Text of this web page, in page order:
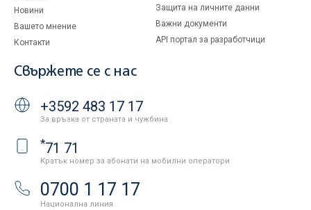
Новини
Вашето мнение
Контакти
Защита на личните данни
Важни документи
API портал за разработчици
Свържете се с нас
+3592 483 17 17
За връзка от страната и чужбина
*71 71
Кратък номер за абонати на мобилни оператори
0700 1 17 17
Национална линия